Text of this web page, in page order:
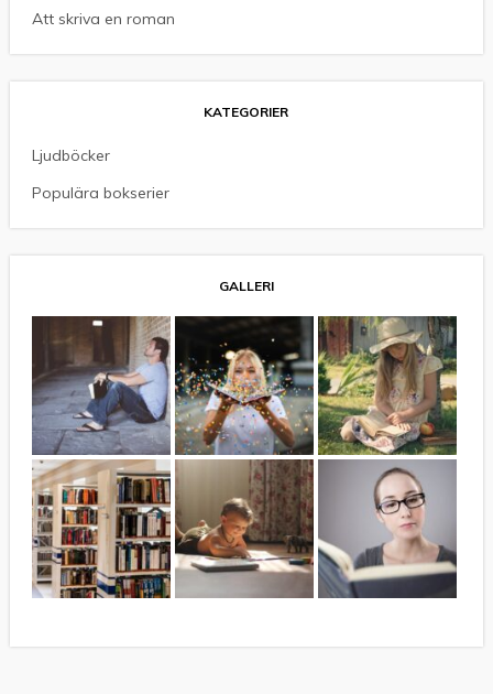
Att skriva en roman
KATEGORIER
Ljudböcker
Populära bokserier
GALLERI